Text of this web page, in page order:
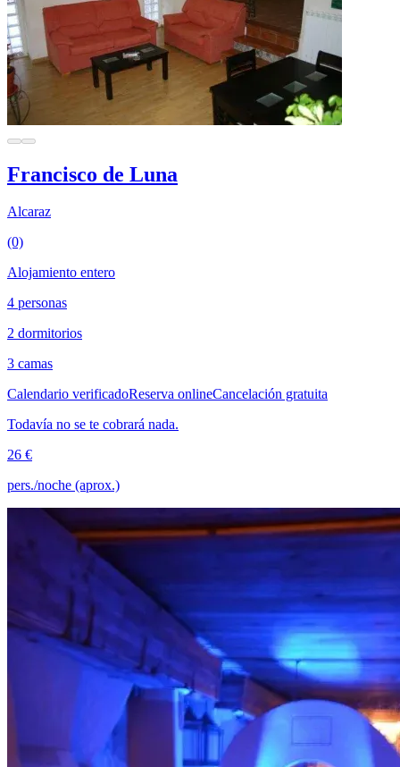
Francisco de Luna
Alcaraz
(0)
Alojamiento entero
4 personas
2 dormitorios
3 camas
Calendario verificadoReserva onlineCancelación gratuita
Todavía no se te cobrará nada.
26 €
pers./noche (aprox.)